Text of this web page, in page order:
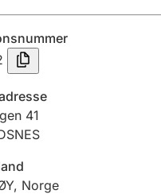
og forseinkingsgebyr
41
, Norge